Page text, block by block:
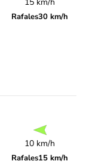
Rafales30 km/h
10 km/h
Rafales15 km/h